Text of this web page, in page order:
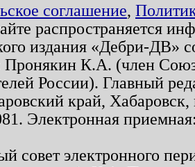
соглашение,
распространяется
издания «Дебри-ДВ»
Пронякин К.А. (член
России). Главный
край,
Электронная
совет электронного